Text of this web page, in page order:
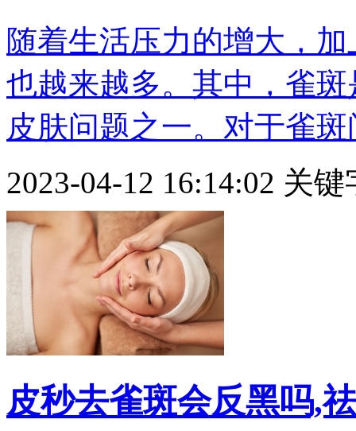
随着生活压力的增大，
也越来越多。其中，雀
皮肤问题之一。对于雀斑
2023-04-12 16:14:02 关键
皮秒去雀斑会反黑吗,